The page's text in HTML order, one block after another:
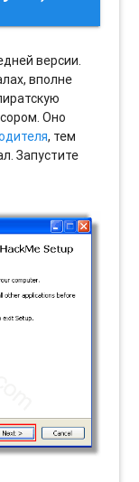
версии.
вполне
Оно
, тем
Запустите